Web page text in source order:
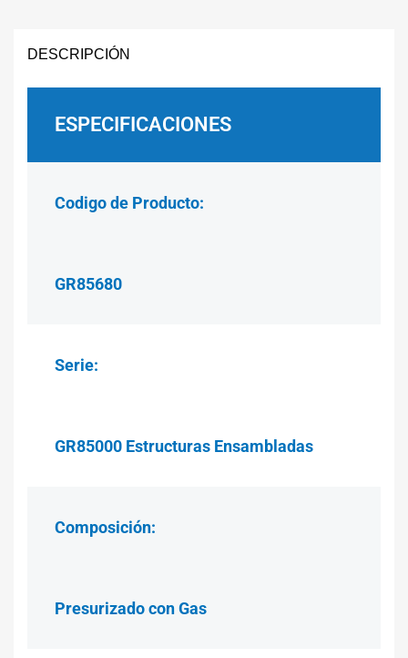
DESCRIPCIÓN
ESPECIFICACIONES
Codigo de Producto:
GR85680
Serie:
GR85000 Estructuras Ensambladas
Composición:
Presurizado con Gas